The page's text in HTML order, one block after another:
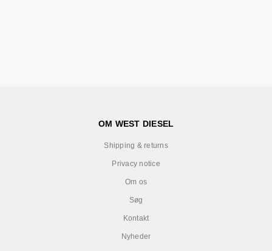
OM WEST DIESEL
Shipping & returns
Privacy notice
Om os
Søg
Kontakt
Nyheder